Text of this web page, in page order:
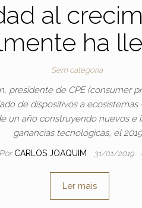
al
ha
Sem categoria
presidente de CPE (consumer
de dispositivos a
un año construyendo nuevos
ganancias tecnológicas, el
Por CARLOS JOAQUIM 31/01/2019
Ler mais